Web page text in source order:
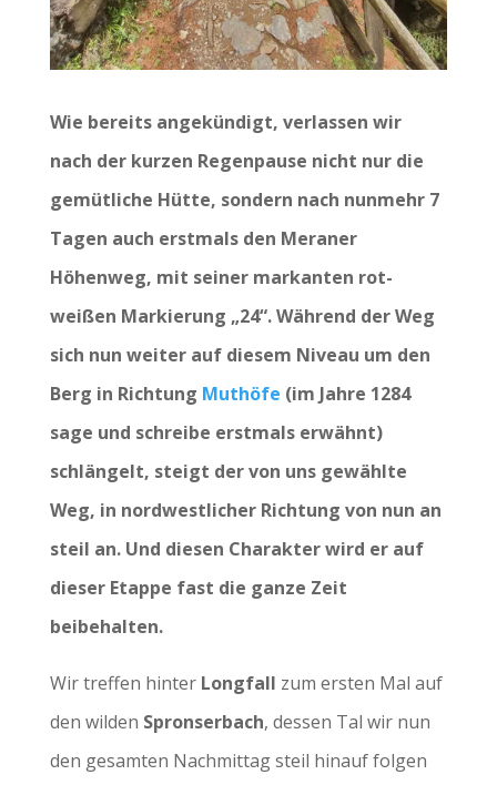
Wie bereits angekündigt, verlassen wir
nach der kurzen Regenpause nicht nur die
gemütliche Hütte, sondern nach nunmehr 7
Tagen auch erstmals den Meraner
Höhenweg, mit seiner markanten rot-
weißen Markierung „24“. Während der Weg
sich nun weiter auf diesem Niveau um den
Berg in Richtung Muthöfe (im Jahre 1284
sage und schreibe erstmals erwähnt)
schlängelt, steigt der von uns gewählte
Weg, in nordwestlicher Richtung von nun an
steil an. Und diesen Charakter wird er auf
dieser Etappe fast die ganze Zeit
beibehalten.
Wir treffen hinter Longfall zum ersten Mal auf
den wilden Spronserbach, dessen Tal wir nun
den gesamten Nachmittag steil hinauf folgen